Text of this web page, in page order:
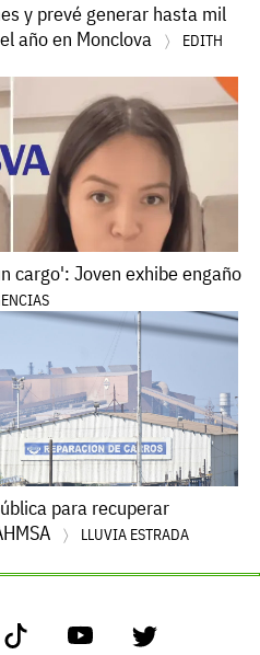
y prevé generar hasta mil
año en Monclova
EDITH
cargo': Joven exhibe engaño
para recuperar
LLUVIA ESTRADA